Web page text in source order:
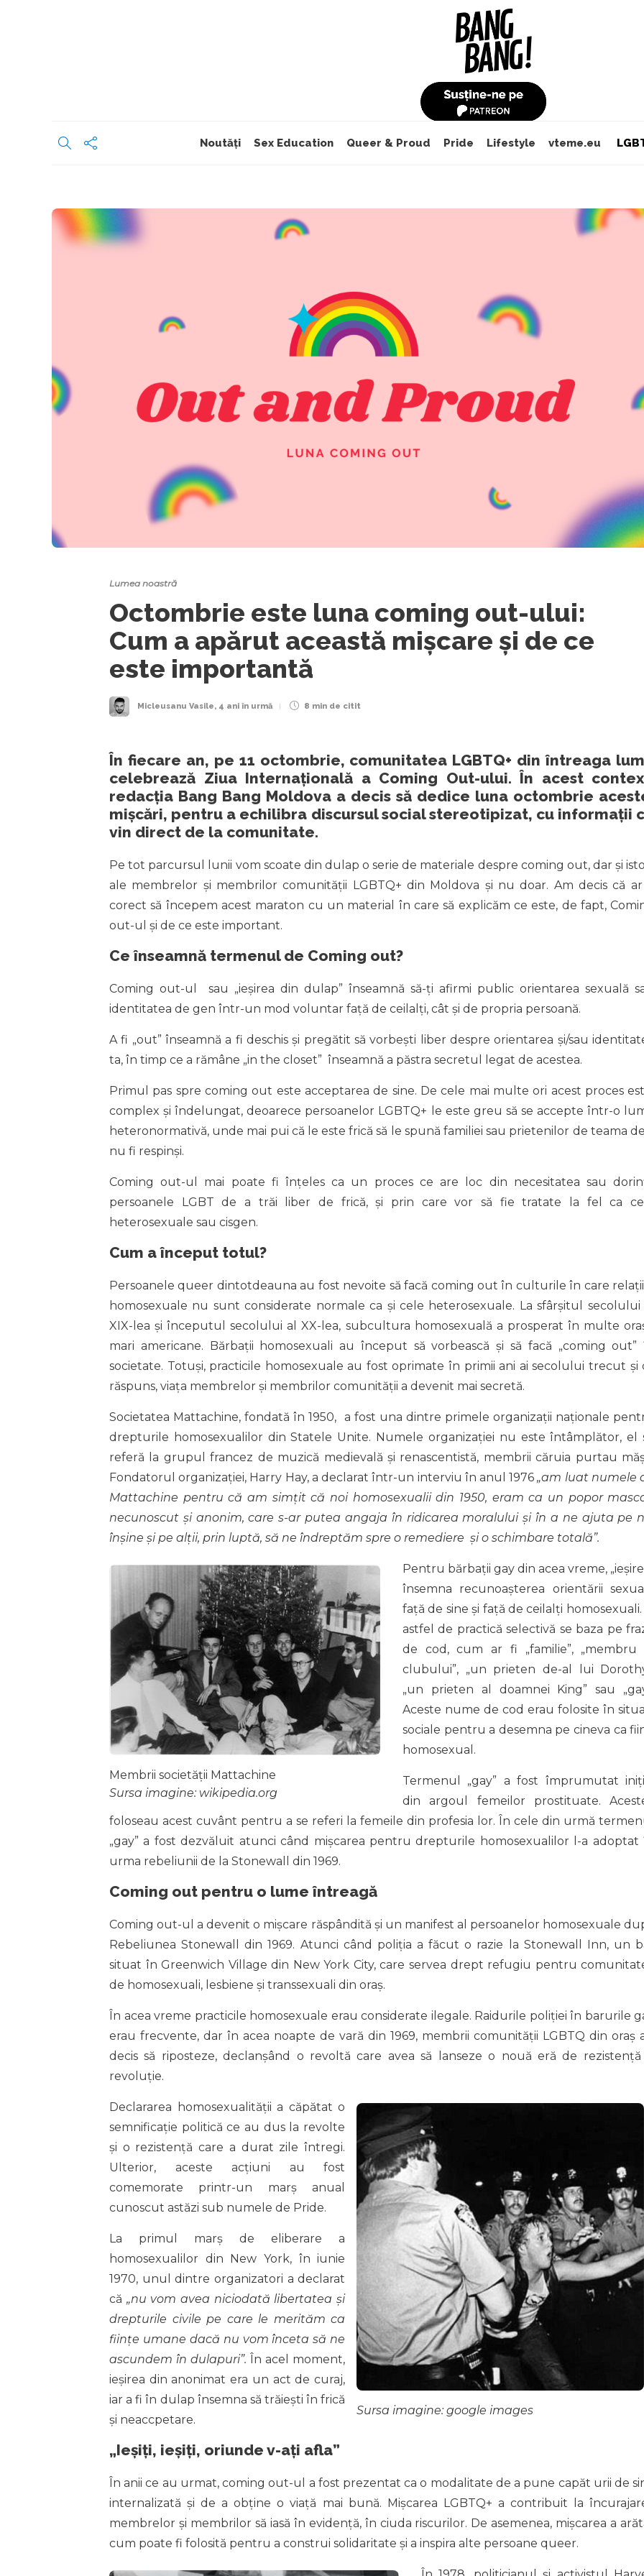
Noutăți Sex Education Queer & Proud Pride Lifestyle vteme.eu
Lumea noastră
Octombrie este luna coming out-ului:
Cum a apărut această mișcare și de ce
este importantă
Micleusanu Vasile, 4 ani în urmă 8 min de citit
În fiecare an, pe 11 octombrie, comunitatea LGBTQ+ din întreaga
celebrează Ziua Internațională a Coming Out-ului. În acest
redacția Bang Bang Moldova a decis să dedice luna octombrie
mișcări, pentru a echilibra discursul social stereotipizat, cu informații
vin direct de la comunitate.
Pe tot parcursul lunii vom scoate din dulap o serie de materiale despre coming out, dar și
ale membrelor și membrilor comunității LGBTQ+ din Moldova și nu doar. Am decis că
corect să începem acest maraton cu un material în care să explicăm ce este, de fapt,
out-ul și de ce este important.
Ce înseamnă termenul de Coming out?
Coming out-ul sau „ieșirea din dulap” înseamnă să-ți afirmi public orientarea sexuală
identitatea de gen într-un mod voluntar față de ceilalți, cât și de propria persoană.
A fi „out” înseamnă a fi deschis și pregătit să vorbești liber despre orientarea și/sau
ta, în timp ce a rămâne „in the closet” înseamnă a păstra secretul legat de acestea.
Primul pas spre coming out este acceptarea de sine. De cele mai multe ori acest proces
complex și îndelungat, deoarece persoanelor LGBTQ+ le este greu să se accepte într-o
heteronormativă, unde mai pui că le este frică să le spună familiei sau prietenilor de teama
nu fi respinși.
Coming out-ul mai poate fi înțeles ca un proces ce are loc din necesitatea sau
persoanele LGBT de a trăi liber de frică, și prin care vor să fie tratate la fel ca
heterosexuale sau cisgen.
Cum a început totul?
Persoanele queer dintotdeauna au fost nevoite să facă coming out în culturile în care
homosexuale nu sunt considerate normale ca și cele heterosexuale. La sfârșitul secolului
XIX-lea și începutul secolului al XX-lea, subcultura homosexuală a prosperat în multe
mari americane. Bărbații homosexuali au început să vorbească și să facă „coming out”
societate. Totuși, practicile homosexuale au fost oprimate în primii ani ai secolului trecut și
răspuns, viața membrelor și membrilor comunității a devenit mai secretă.
Societatea Mattachine, fondată în 1950, a fost una dintre primele organizații naționale
drepturile homosexualilor din Statele Unite. Numele organizației nu este întâmplător, el
referă la grupul francez de muzică medievală și renascentistă, membrii căruia purtau
Fondatorul organizației, Harry Hay, a declarat într-un interviu în anul 1976„am luat numele
Mattachine pentru că am simțit că noi homosexualii din 1950, eram ca un popor
necunoscut și anonim, care s-ar putea angaja în ridicarea moralului și în a ne ajuta pe
înșine și pe alții, prin luptă, să ne îndreptăm spre o remediere și o schimbare totală”.
Membrii societății Mattachine
Sursa imagine: wikipedia.org
Pentru bărbații gay din acea vreme,
însemna recunoaşterea orientării
faţă de sine şi faţă de ceilalţi homosexuali.
astfel de practică selectivă se baza pe
de cod, cum ar fi „familie”, „membru
clubului”, „un prieten de-al lui
„un prieten al doamnei King” sau
Aceste nume de cod erau folosite în
sociale pentru a desemna pe cineva ca
homosexual.
Termenul „gay” a fost împrumutat
din argoul femeilor prostituate.
foloseau acest cuvânt pentru a se referi la femeile din profesia lor. În cele din urmă
„gay” a fost dezvăluit atunci când mișcarea pentru drepturile homosexualilor l-a adoptat
urma rebeliunii de la Stonewall din 1969.
Coming out pentru o lume întreagă
Coming out-ul a devenit o mișcare răspândită și un manifest al persoanelor homosexuale
Rebeliunea Stonewall din 1969. Atunci când poliția a făcut o razie la Stonewall Inn, un
situat în Greenwich Village din New York City, care servea drept refugiu pentru
de homosexuali, lesbiene și transsexuali din oraș.
În acea vreme practicile homosexuale erau considerate ilegale. Raidurile poliției în barurile
erau frecvente, dar în acea noapte de vară din 1969, membrii comunității LGBTQ din oraș
decis să riposteze, declanșând o revoltă care avea să lanseze o nouă eră de rezistență
revoluție.
Sursa imagine: google images
Declararea homosexualității a căpătat o
semnificație politică ce au dus la revolte
și o rezistență care a durat zile întregi.
Ulterior, aceste acțiuni au fost
comemorate printr-un marș anual
cunoscut astăzi sub numele de Pride.
La primul marș de eliberare a
homosexualilor din New York, în iunie
1970, unul dintre organizatori a declarat
că „nu vom avea niciodată libertatea și
drepturile civile pe care le merităm ca
ființe umane dacă nu vom înceta să ne
ascundem în dulapuri”. În acel moment,
ieșirea din anonimat era un act de curaj,
iar a fi în dulap însemna să trăiești în frică
și neaccpetare.
„Ieșiți, ieșiți, oriunde v-ați afla”
În anii ce au urmat, coming out-ul a fost prezentat ca o modalitate de a pune capăt urii de
internalizată și de a obține o viață mai bună. Mișcarea LGBTQ+ a contribuit la
membrelor și membrilor să iasă în evidență, în ciuda riscurilor. De asemenea, mișcarea a
cum poate fi folosită pentru a construi solidaritate și a inspira alte persoane queer.